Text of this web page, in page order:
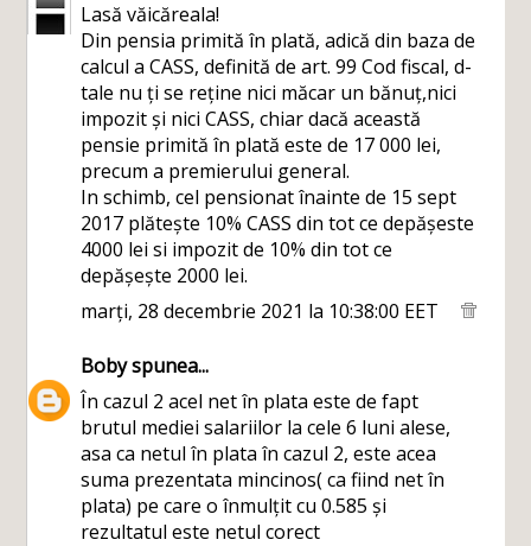
Lasă văicăreala!
Din pensia primită în plată, adică din baza de
calcul a CASS, definită de art. 99 Cod fiscal, d-
tale nu ți se reține nici măcar un bănuț,nici
impozit și nici CASS, chiar dacă această
pensie primită în plată este de 17 000 lei,
precum a premierului general.
In schimb, cel pensionat înainte de 15 sept
2017 plătește 10% CASS din tot ce depășeste
4000 lei si impozit de 10% din tot ce
depășește 2000 lei.
marți, 28 decembrie 2021 la 10:38:00 EET
Bobyspunea...
În cazul 2 acel net în plata este de fapt
brutul mediei salariilor la cele 6 luni alese,
asa ca netul în plata în cazul 2, este acea
suma prezentata mincinos( ca fiind net în
plata) pe care o înmulțit cu 0.585 și
rezultatul este netul corect